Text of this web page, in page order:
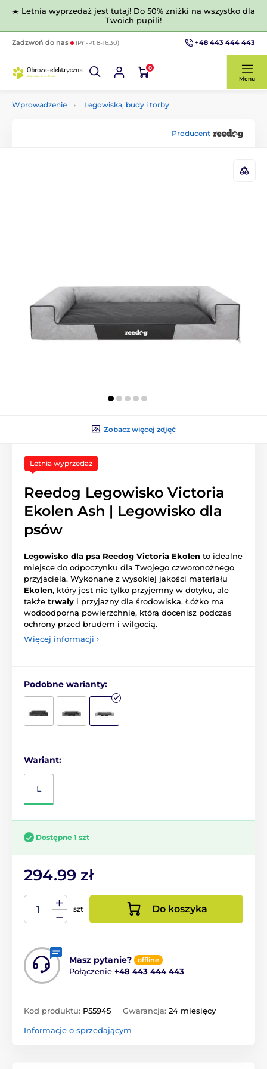
☀️ Letnia wyprzedaż jest tutaj! Do 50% zniżki na wszystko dla
Twoich pupili!
Zadzwoń do nas (Pn-Pt 8-16:30) +48 443 444 443
0
Menu
Wprowadzenie Legowiska, budy i torby
Producent
Zobacz więcej zdjęć
Letnia wyprzedaż
Reedog Legowisko Victoria
Ekolen Ash | Legowisko dla
psów
Legowisko dla psa Reedog Victoria Ekolen to idealne
miejsce do odpoczynku dla Twojego czworonożnego
przyjaciela. Wykonane z wysokiej jakości materiału
Ekolen, który jest nie tylko przyjemny w dotyku, ale
także trwały i przyjazny dla środowiska. Łóżko ma
wodoodporną powierzchnię, którą docenisz podczas
ochrony przed brudem i wilgocią.
Więcej informacji ›
Podobne warianty:
Wariant:
L
Dostępne 1 szt
294.99 zł
szt Do koszyka
Masz pytanie? offline
Połączenie +48 443 444 443
Kod produktu: P55945 Gwarancja: 24 miesięcy
Informacje o sprzedającym